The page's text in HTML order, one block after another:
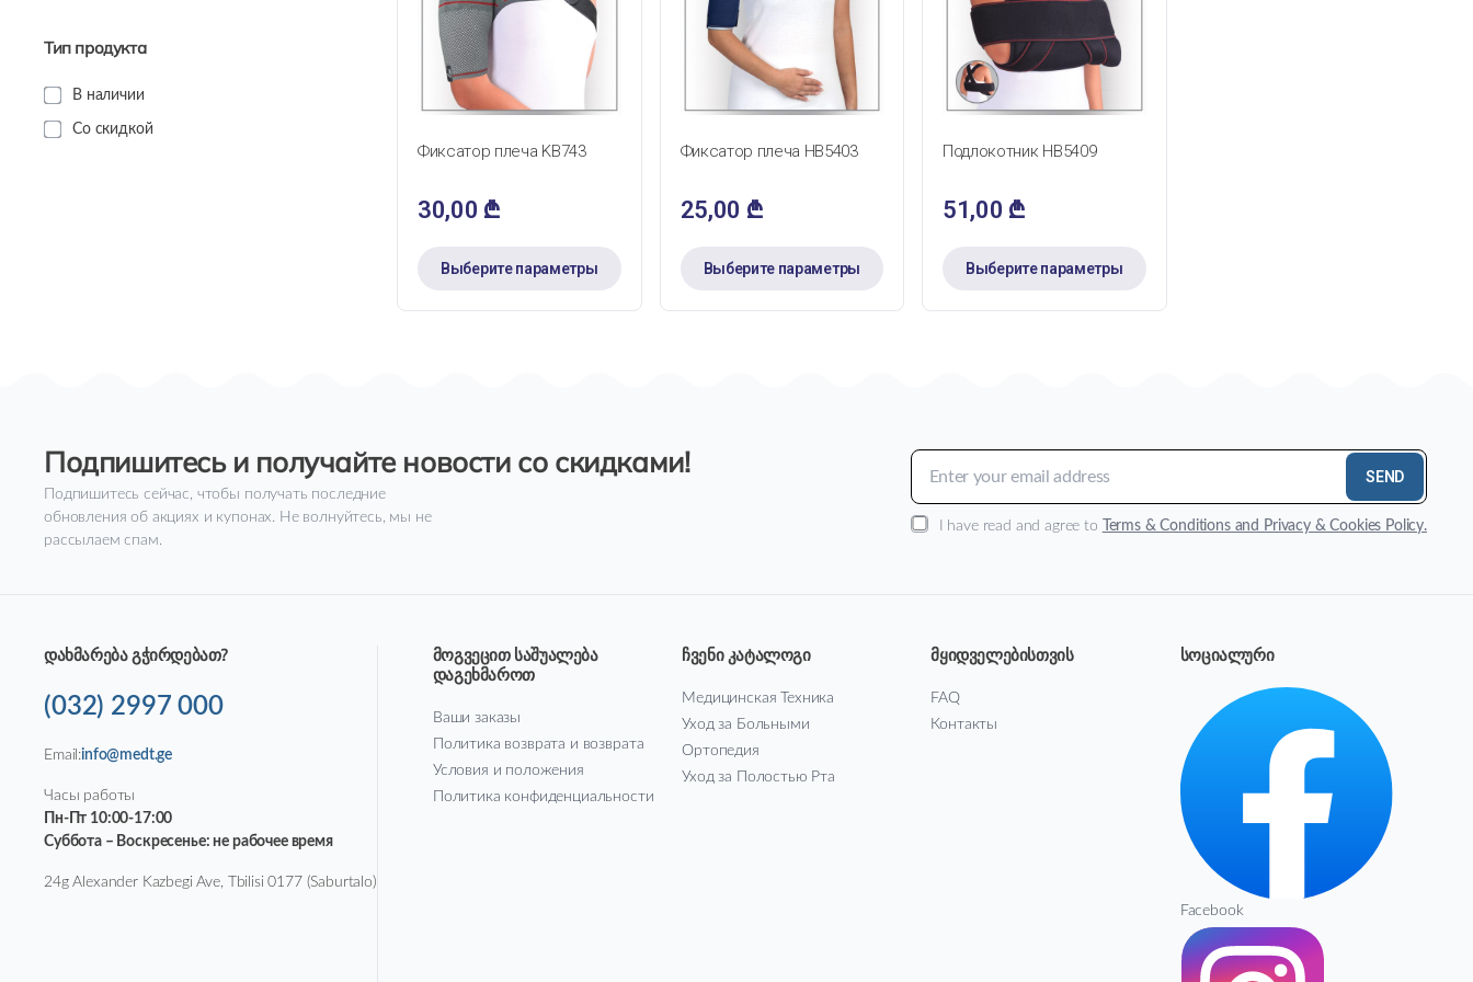
БЫСТРЫЙ ПРОСМОТР
Фиксатор плеча KB743
30,00 ₾
Выберите параметры
БЫСТРЫЙ ПРОСМОТР
Фиксатор плеча HB5403
25,00 ₾
Выберите параметры
БЫСТРЫЙ ПРОСМОТР
Подлокотник HB5409
51,00 ₾
Выберите параметры
Тип продукта
В наличии
Со скидкой
Подпишитесь и получайте новости со скидками!
Подпишитесь сейчас, чтобы получать последние
обновления об акциях и купонах. Не волнуйтесь, мы не
рассылаем спам.
SEND
I have read and agree to Terms & Conditions and Privacy & Cookies Policy.
დახმარება გჭირდებათ?
(032) 2997 000
Email:info@medt.ge
Часы работы
Пн-Пт 10:00-17:00
Суббота – Воскресенье: не рабочее время
24g Alexander Kazbegi Ave, Tbilisi 0177 (Saburtalo)
მოგვეცით საშუალება
დაგეხმაროთ
Ваши заказы
Политика возврата и возврата
Условия и положения
Политика конфиденциальности
ჩვენი კატალოგი
Медицинская Техника
Уход за Больными
Ортопедия
Уход за Полостью Рта
მყიდველებისთვის
FAQ
Контакты
სოციალური
Facebook